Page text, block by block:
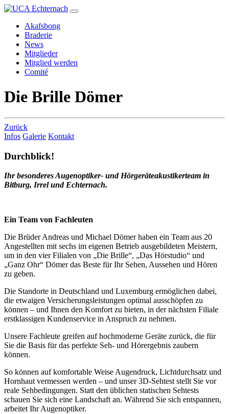
Akafsbong
Braderie
News
Mitglieder
Mitglied werden
Comité
Die Brille Dömer
Zurück
Infos Galerie Kontakt
Durchblick!
Ihr besonderes Augenoptiker- und Hörgeräteakustikerteam in
Bitburg, Irrel und Echternach.
Ein Team von Fachleuten
Die Brüder Andreas und Michael Dömer haben ein Team aus 20
Angestellten mit sechs im eigenen Betrieb ausgebildeten Meistern,
um in den vier Filialen von „Die Brille“, „Das Hörstudio“ und
„Ganz Ohr“ Dömer das Beste für Ihr Sehen, Aussehen und Hören
zu geben.
Die Standorte in Deutschland und Luxemburg ermöglichen dabei,
die etwaigen Versicherungsleistungen optimal ausschöpfen zu
können – und Ihnen den Komfort zu bieten, in der nächsten Filiale
erstklassigen Kundenservice in Anspruch zu nehmen.
Unsere Fachleute greifen auf hochmoderne Geräte zurück, die für
Sie die Basis für das perfekte Seh- und Hörergebnis zaubern
können.
So können auf komfortable Weise Augendruck, Lichtdurchsatz und
Hornhaut vermessen werden – und unser 3D-Sehtest stellt Sie vor
reale Sehbedingungen. Statt den üblichen statischen Sehtests
schauen Sie sich eine Landschaft an. Während Sie sich entspannen,
arbeitet Ihr Augenoptiker.